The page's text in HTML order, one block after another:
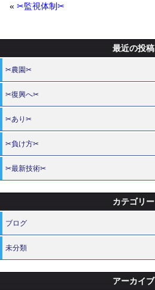
« ✂監視体制✂
最近の投稿
✂農園✂
✂復興へ✂
✂あり✂
✂負け方✂
✂最新技術✂
カテゴリー
ブログ
未分類
アーカイブ